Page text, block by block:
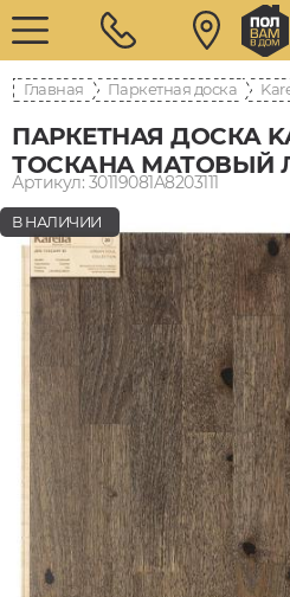
Главная Паркетная доска
ПАРКЕТНАЯ ДОСКА
ТОСКАНА МАТОВЫЙ
Артикул: 30119081A8203111
В НАЛИЧИИ